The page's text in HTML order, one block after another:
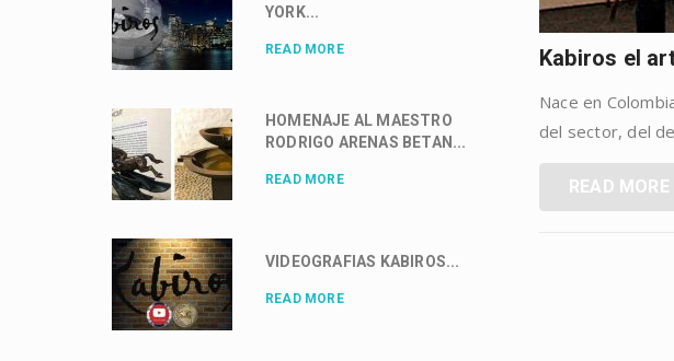
Kabiros el
Nace en
del sector, del
READ MORE
YORK...
READ MORE
HOMENAJE AL MAESTRO
RODRIGO ARENAS BETAN...
READ MORE
VIDEOGRAFIAS KABIROS...
READ MORE